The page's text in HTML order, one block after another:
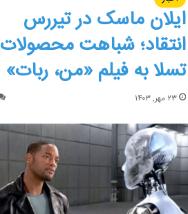
ایلان ماسک در تیررس
انتقاد؛ شباهت محصولات
تسلا به فیلم «من، ربات»
۲۳ مهر, ۱۴۰۳